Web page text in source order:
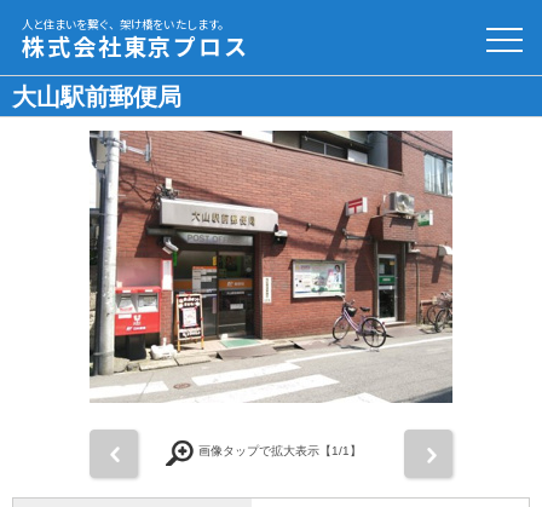
人と住まいを繋ぐ、架け橋をいたします。
株式会社東京プロス
大山駅前郵便局
画像タップで拡大表示【1/1】